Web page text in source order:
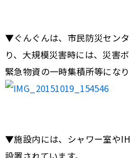
▼ぐんぐんは、市民防災セン
り、大規模災害時には、災害
緊急物資の一時集積所等になり
▼施設内には、シャワー室や